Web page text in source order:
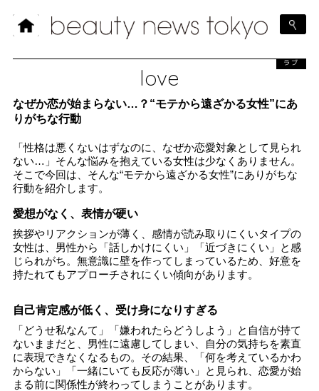
love
ラブ
なぜか恋が始まらない…？“モテから遠ざかる女性”にあ
りがちな行動
「性格は悪くないはずなのに、なぜか恋愛対象として見られ
ない…」そんな悩みを抱えている女性は少なくありません。
そこで今回は、そんな“モテから遠ざかる女性”にありがちな
行動を紹介します。
愛想がなく、表情が硬い
挨拶やリアクションが薄く、感情が読み取りにくいタイプの
女性は、男性から「話しかけにくい」「近づきにくい」と感
じられがち。無意識に壁を作ってしまっているため、好意を
持たれてもアプローチされにくい傾向があります。
自己肯定感が低く、受け身になりすぎる
「どうせ私なんて」「嫌われたらどうしよう」と自信が持て
ないままだと、男性に遠慮してしまい、自分の気持ちを素直
に表現できなくなるもの。その結果、「何を考えているかわ
からない」「一緒にいても反応が薄い」と見られ、恋愛が始
まる前に関係性が終わってしまうことがあります。